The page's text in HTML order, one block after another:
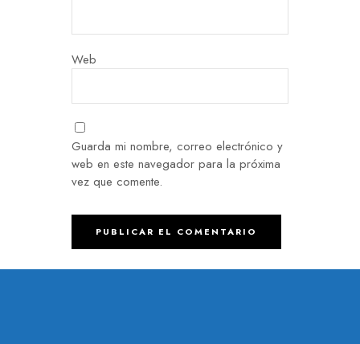
Web
Guarda mi nombre, correo electrónico y
web en este navegador para la próxima
vez que comente.